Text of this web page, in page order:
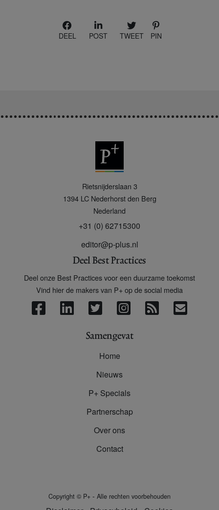
DEEL POST TWEET PIN
Rietsnijderslaan 3
1394 LC Nederhorst den Berg
Nederland
+31 (0) 62715300
editor@p-plus.nl
Deel Best Practices
Deel onze Best Practices voor een duurzame toekomst
Vind hier de makers van P+ op de social media
Samengevat
Home
Nieuws
P+ Specials
Partnerschap
Over ons
Contact
Copyright © P+ - Alle rechten voorbehouden